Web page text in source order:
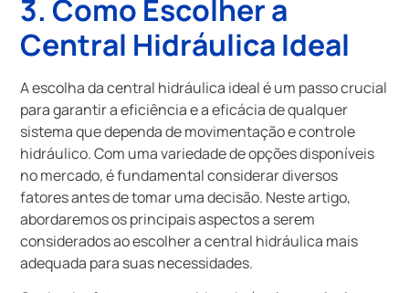
3. Como Escolher a
Central Hidráulica Ideal
A escolha da central hidráulica ideal é um passo crucial
para garantir a eficiência e a eficácia de qualquer
sistema que dependa de movimentação e controle
hidráulico. Com uma variedade de opções disponíveis
no mercado, é fundamental considerar diversos
fatores antes de tomar uma decisão. Neste artigo,
abordaremos os principais aspectos a serem
considerados ao escolher a central hidráulica mais
adequada para suas necessidades.